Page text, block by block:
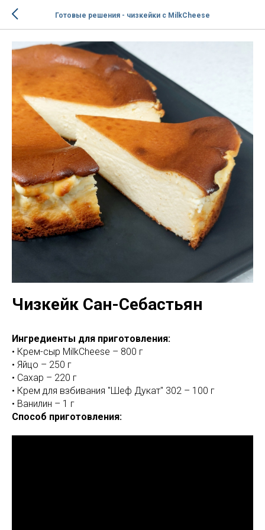
Готовые решения - чизкейки с MilkCheese
Чизкейк Сан-Себастьян
Ингредиенты для приготовления:
• Крем-сыр MilkCheese – 800 г
• Яйцо – 250 г
• Сахар – 220 г
• Крем для взбивания "Шеф Дукат" 302 – 100 г
• Ванилин – 1 г
Способ приготовления: